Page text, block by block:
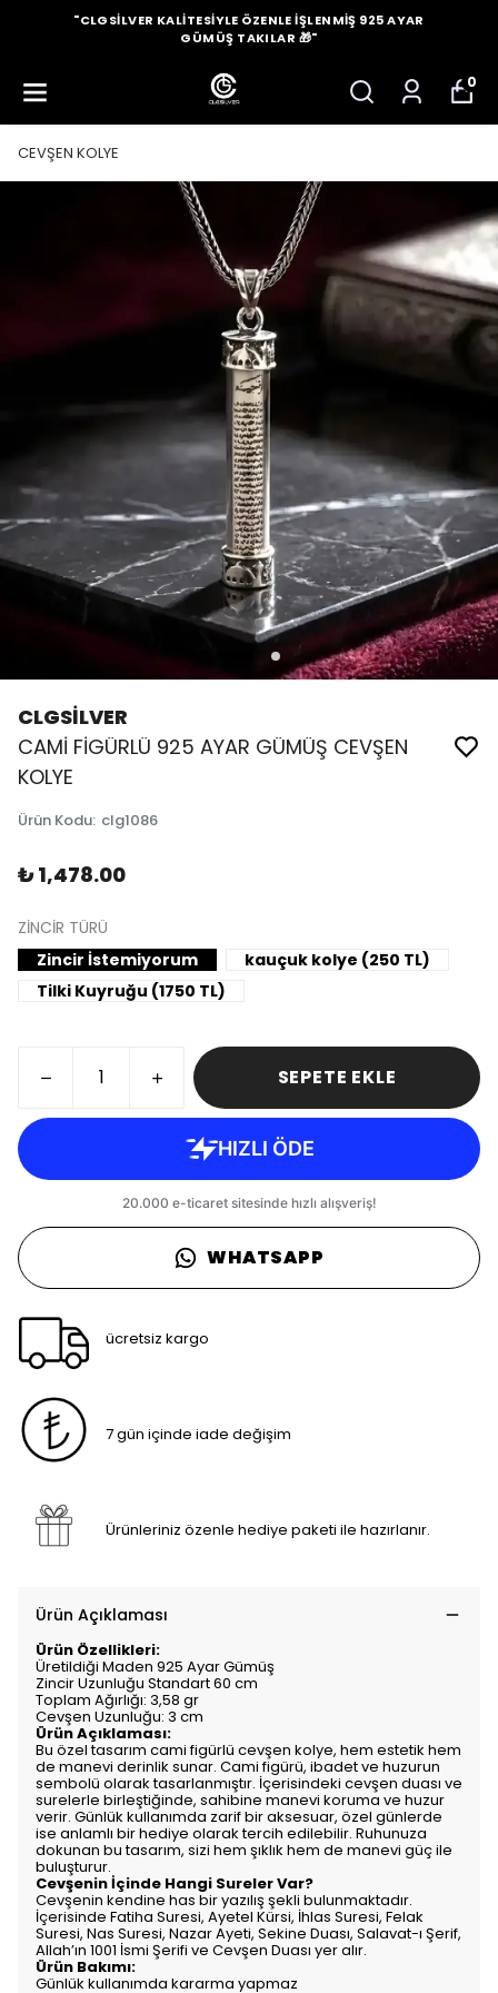
"CLGSILVER KALITESIYLE ÖZENLE İŞLENMIŞ 925 AYAR
GÜMÜŞ TAKILAR 🎁"
0
CEVŞEN KOLYE
CLGSİLVER
CAMİ FİGÜRLÜ 925 AYAR GÜMÜŞ CEVŞEN
KOLYE
Ürün Kodu: clg1086
₺ 1,478.00
ZİNCİR TÜRÜ
Zincir İstemiyorum
kauçuk kolye (250 TL)
Tilki Kuyruğu (1750 TL)
SEPETE EKLE
WHATSAPP
ücretsiz kargo
7 gün içinde iade değişim
Ürünleriniz özenle hediye paketi ile hazırlanır.
Ürün Açıklaması
Ürün Özellikleri:
Üretildiği Maden 925 Ayar Gümüş
Zincir Uzunluğu Standart 60 cm
Toplam Ağırlığı: 3,58 gr
Cevşen Uzunluğu: 3 cm
Ürün Açıklaması:
Bu özel tasarım cami figürlü cevşen kolye, hem estetik hem
de manevi derinlik sunar. Cami figürü, ibadet ve huzurun
sembolü olarak tasarlanmıştır. İçerisindeki cevşen duası ve
surelerle birleştiğinde, sahibine manevi koruma ve huzur
verir. Günlük kullanımda zarif bir aksesuar, özel günlerde
ise anlamlı bir hediye olarak tercih edilebilir. Ruhunuza
dokunan bu tasarım, sizi hem şıklık hem de manevi güç ile
buluşturur.
Cevşenin İçinde Hangi Sureler Var?
Cevşenin kendine has bir yazılış şekli bulunmaktadır.
İçerisinde Fatiha Suresi, Ayetel Kürsi, İhlas Suresi, Felak
Suresi, Nas Suresi, Nazar Ayeti, Sekine Duası, Salavat-ı Şerif,
Allah’ın 1001 İsmi Şerifi ve Cevşen Duası yer alır.
Ürün Bakımı:
Günlük kullanımda kararma yapmaz